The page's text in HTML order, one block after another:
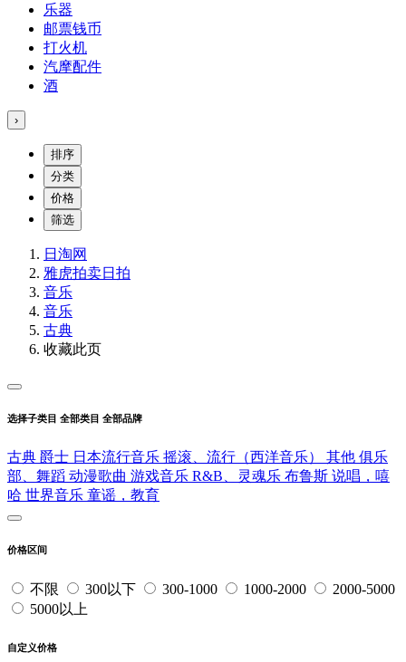
乐器
邮票钱币
打火机
汽摩配件
酒
›
排序
分类
价格
筛选
日淘网
雅虎拍卖日拍
音乐
音乐
古典
收藏此页
选择子类目 全部类目 全部品牌
古典 爵士 日本流行音乐 摇滚、流行（西洋音乐） 其他 俱乐
部、舞蹈 动漫歌曲 游戏音乐 R&B、灵魂乐 布鲁斯 说唱，嘻
哈 世界音乐 童谣，教育
价格区间
不限 300以下 300-1000 1000-2000
2000-5000
5000以上
自定义价格